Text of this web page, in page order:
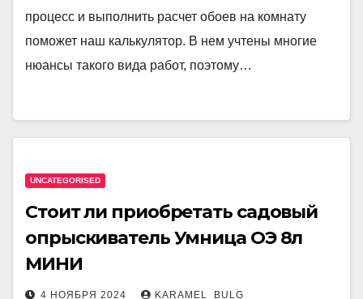
процесс и выполнить расчет обоев на комнату
поможет наш калькулятор. В нем учтены многие
нюансы такого вида работ, поэтому…
UNCATEGORISED
Стоит ли приобретать садовый
опрыскиватель Умница ОЭ 8л
МИНИ
4 НОЯБРЯ 2024 KARAMEL_BULG